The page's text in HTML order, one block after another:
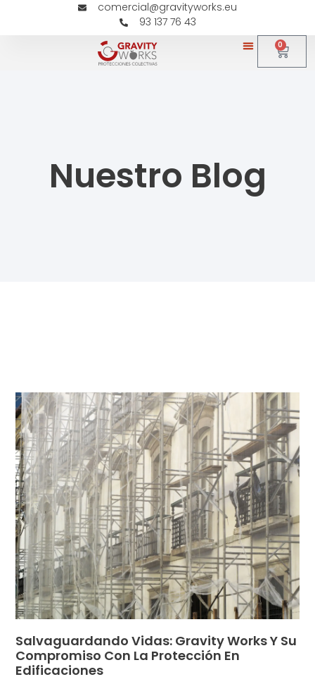
comercial@gravityworks.eu
93 137 76 43
0
Nuestro Blog
Salvaguardando Vidas: Gravity Works Y Su
Compromiso Con La Protección En
Edificaciones